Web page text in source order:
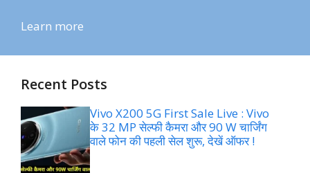
Learn more
Recent Posts
Vivo X200 5G First Sale Live : Vivo
के 32 MP सेल्फी कैमरा और 90 W चार्जिंग
वाले फोन की पहली सेल शुरू, देखें ऑफर !